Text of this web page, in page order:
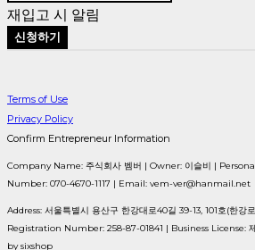
재입고 시 알림
신청하기
Terms of Use
Privacy Policy
Confirm Entrepreneur Information
Company Name: 주식회사 벰버 | Owner: 이슬비 |
Number: 070-4670-1117 | Email: vem-ver@hanmail.net
Address: 서울특별시 용산구 한강대로40길 39-13, 101호(한강
Registration Number: 258-87-01841 | Business License:
by sixshop